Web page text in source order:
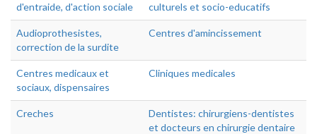
d'entraide, d'action sociale
culturels et socio-educatifs
Audioprothesistes,
correction de la surdite
Centres d'amincissement
Centres medicaux et
sociaux, dispensaires
Cliniques medicales
Creches
Dentistes: chirurgiens-dentistes
et docteurs en chirurgie dentaire